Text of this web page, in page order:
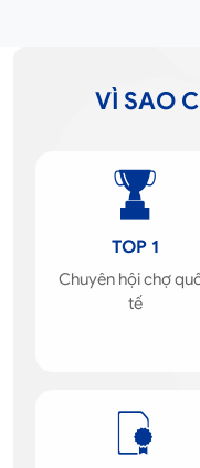
VÌ SAO
TOP 1
Chuyên hội chợ
tế